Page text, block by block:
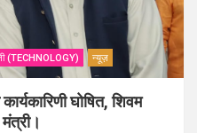
(TECHNOLOGY) न्यूज़
घोषित, शिवम